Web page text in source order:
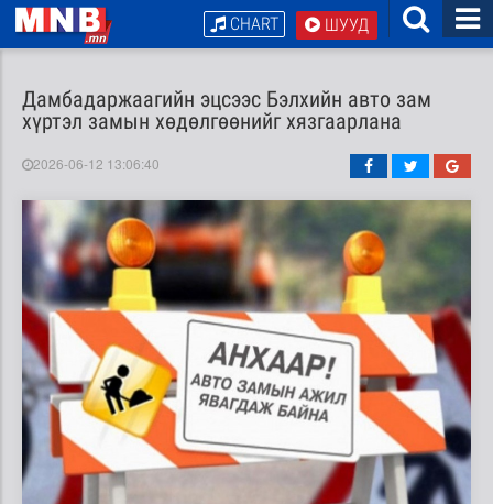
ШУУД
CHART
Дамбадаржаагийн эцсээс Бэлхийн авто зам
хүртэл замын хөдөлгөөнийг хязгаарлана
2026-06-12 13:06:40